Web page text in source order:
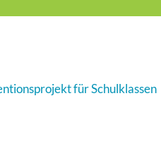
für Schulklassen